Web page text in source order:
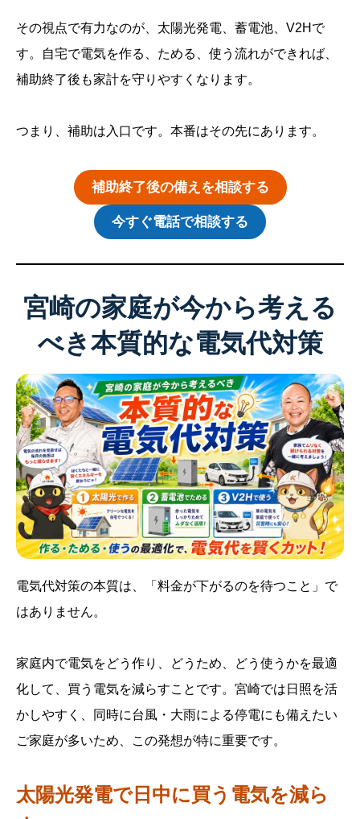
その視点で有力なのが、太陽光発電、蓄電池、V2Hで
す。自宅で電気を作る、ためる、使う流れができれば、
補助終了後も家計を守りやすくなります。
つまり、補助は入口です。本番はその先にあります。
補助終了後の備えを相談する
今すぐ電話で相談する
宮崎の家庭が今から考える
べき本質的な電気代対策
電気代対策の本質は、「料金が下がるのを待つこと」で
はありません。
家庭内で電気をどう作り、どうため、どう使うかを最適
化して、買う電気を減らすことです。宮崎では日照を活
かしやすく、同時に台風・大雨による停電にも備えたい
ご家庭が多いため、この発想が特に重要です。
太陽光発電で日中に買う電気を減ら